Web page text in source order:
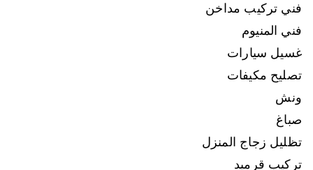
فني تركيب مداخن
فني المنيوم
غسيل سيارات
تصليح مكيفات
ونش
صباغ
تظليل زجاج المنزل
تركيب قرميد